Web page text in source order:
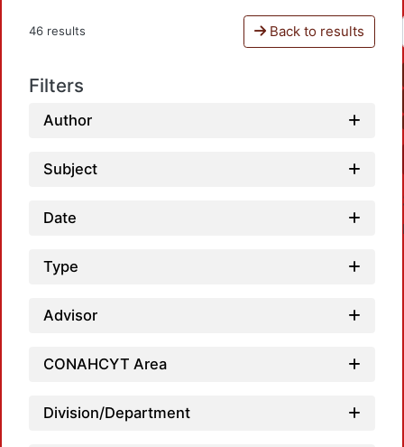
46 results Back to results
Filters
Author
Subject
Date
Type
Advisor
CONAHCYT Area
Division/Department